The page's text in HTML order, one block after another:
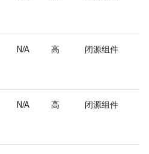
N/A 高 闭源组件
N/A 高 闭源组件